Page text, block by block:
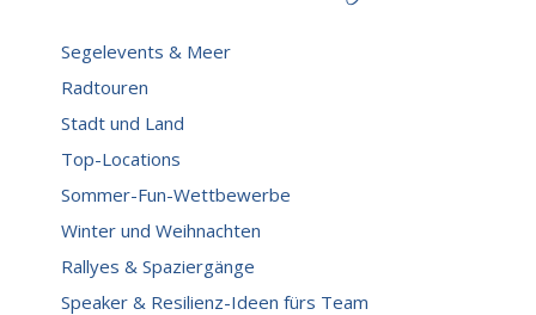
Segelevents & Meer
Radtouren
Stadt und Land
Top-Locations
Sommer-Fun-Wettbewerbe
Winter und Weihnachten
Rallyes & Spaziergänge
Speaker & Resilienz-Ideen fürs Team